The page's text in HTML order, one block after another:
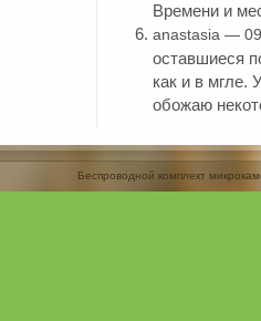
Времени и
anastasia —
оставшиеся
как и в мгле.
обожаю
Беспроводной комплект